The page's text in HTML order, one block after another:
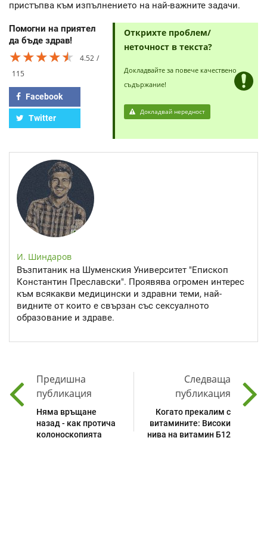
пристъпва към изпълнението на най-важните задачи.
Помогни на приятел
да бъде здрав!
★★★★★
★★★★★
★★★★★
4.52
115
Facebook
Twitter
Открихте проблем/
неточност в текста?
Докладвайте за повече качествено
съдържание!
Докладвай нередност
И. Шиндаров
Възпитаник на Шуменския Университет "Епископ
Константин Преславски". Проявява огромен интерес
към всякакви медицински и здравни теми, най-
видните от които е свързан със сексуалното
образование и здраве.
Предишна
публикация
Няма връщане
назад - как протича
колоноскопията
Следваща
публикация
Когато прекалим с
витамините: Високи
нива на витамин Б12